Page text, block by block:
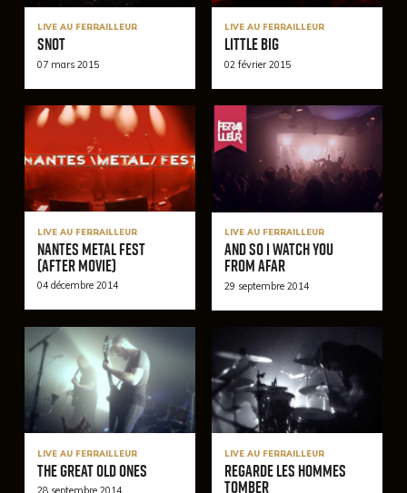
LIVE AU FERRAILLEUR
Snot
07 mars 2015
LIVE AU FERRAILLEUR
Little Big
02 février 2015
LIVE AU FERRAILLEUR
Nantes Metal Fest
(After Movie)
04 décembre 2014
LIVE AU FERRAILLEUR
And So I Watch You
From Afar
29 septembre 2014
LIVE AU FERRAILLEUR
The Great Old Ones
28 septembre 2014
LIVE AU FERRAILLEUR
Regarde Les Hommes
Tomber